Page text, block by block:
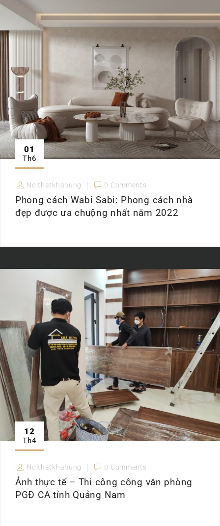
01
Th6
Noithatkhahung 0 Comments
Phong cách Wabi Sabi: Phong cách nhà
đẹp được ưa chuộng nhất năm 2022
12
Th4
Noithatkhahung 0 Comments
Ảnh thực tế – Thi công công văn phòng
PGĐ CA tỉnh Quảng Nam